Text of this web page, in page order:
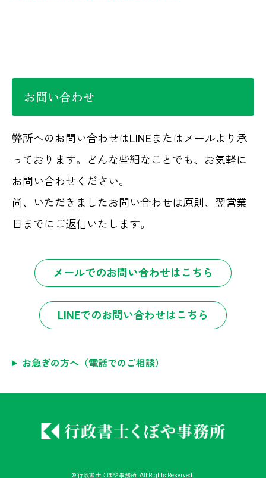
お問い合わせ
弊所へのお問い合わせはLINEまたはメールより承
っております。どんな些細なことでも、お気軽に
お問い合わせください。
尚、いただきましたお問い合わせは原則、翌営業
日までにご返信いたします。
メールでのお問い合わせはこちら
LINEでのお問い合わせはこちら
お急ぎの方へ（電話でのご相談）
©行政書士くぼや事務所 . All Rights Reserved.